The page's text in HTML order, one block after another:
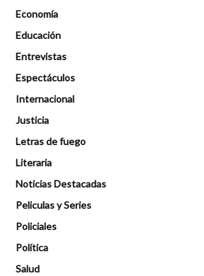
Economía
Educación
Entrevistas
Espectáculos
Internacional
Justicia
Letras de fuego
Literaria
Noticias Destacadas
Peliculas y Series
Policiales
Política
Salud